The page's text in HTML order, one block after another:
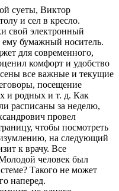
суеты, Виктор
и сел в кресло.
свой электронный
бумажный носитель.
для современного,
комфорт и удобство
все важные и текущие
посещение
и родных и т. д. Как
расписаны за неделю,
провел
чтобы посмотреть
на следующий
к врачу. Все
человек был
Такого не может
наперед.